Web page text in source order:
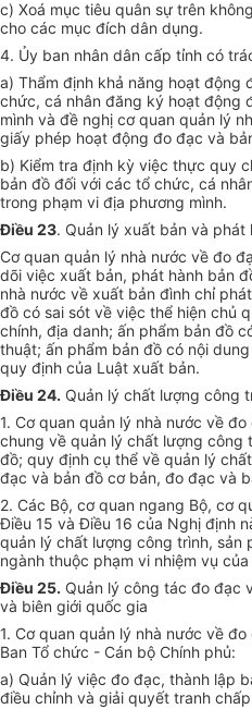
c) Xoá mục tiêu quân sự trên
cho các mục đích dân dụng.
4. Ủy ban nhân dân cấp tỉnh có
a) Thẩm định khả năng hoạt động
chức, cá nhân đăng ký hoạt động
mình và đề nghị cơ quan quản lý
giấy phép hoạt động đo đạc và
b) Kiểm tra định kỳ việc thực quy
bản đồ đối với các tổ chức, cá
trong phạm vi địa phương mình.
Điều 23. Quản lý xuất bản và phát
Cơ quan quản lý nhà nước về đo
dõi việc xuất bản, phát hành bản
nhà nước về xuất bản đình chỉ
đồ có sai sót về việc thể hiện chủ
chính, địa danh; ấn phẩm bản đồ
thuật; ấn phẩm bản đồ có nội
quy định của Luật xuất bản.
Điều 24. Quản lý chất lượng công
1. Cơ quan quản lý nhà nước về
chung về quản lý chất lượng công
đồ; quy định cụ thể về quản lý
đạc và bản đồ cơ bản, đo đạc và
2. Các Bộ, cơ quan ngang Bộ, cơ
Điều 15 và Điều 16 của Nghị định
quản lý chất lượng công trình, sản
ngành thuộc phạm vi nhiệm vụ
Điều 25. Quản lý công tác đo đạc
và biên giới quốc gia
1. Cơ quan quản lý nhà nước về
Ban Tổ chức - Cán bộ Chính phủ:
a) Quản lý việc đo đạc, thành lập
điều chỉnh và giải quyết tranh